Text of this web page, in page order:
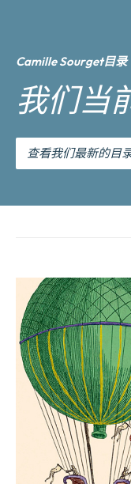
Camille Sourget目录
我们当
查看我们最新的目